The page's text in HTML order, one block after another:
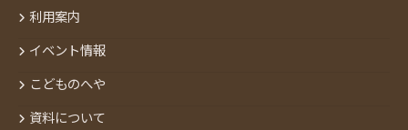
利用案内
イベント情報
こどものへや
資料について